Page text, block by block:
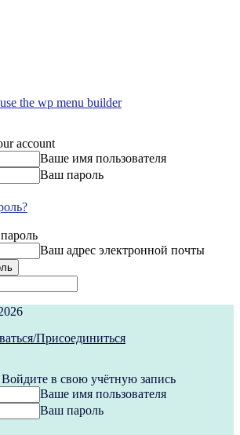
the wp menu builder
account
Ваше имя пользователя
Ваш пароль
Ваш адрес электронной почты
Присоединиться
в свою учётную запись
Ваше имя пользователя
Ваш пароль